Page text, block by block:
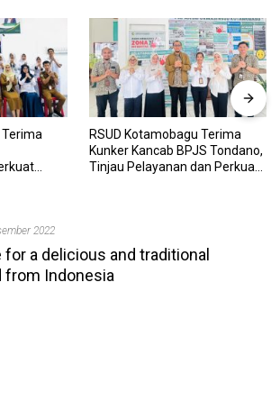
Terima
RSUD Kotamobagu Terima
Kunker Kancab BPJS Tondano,
Tinjau Pelayanan dan Perkuat
2022
a delicious and traditional
from Indonesia